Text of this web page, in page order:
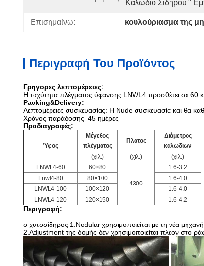
Καλώδιο Σιδήρου "
Επισημαίνω: κουλούριασμα της
Περιγραφή Του Προϊόντος
Γρήγορες λεπτομέρειες:
Η ταχύτητα πλέγματος ύφανσης LNWL4 προσθέτει σε 60
Packing&Delivery:
Λεπτομέρειες συσκευασίας: Η Nude συσκευασία και θα
Χρόνος παράδοσης: 45 ημέρες
Προδιαγραφές:
Ύφος
Μέγεθος
πλέγματος
Πλάτος
Διάμετρος
καλωδίων
(χιλ.)
(χιλ.) (χιλ.)
LNWL4-60
60×80
4300
1.6-3.2
Lnwl4-80
80×100 1.6-4.0
LNWL4-100
100×120 1.6-4.0
LNWL4-120
120×150 1.6-4.2
Περιγραφή:
ο χυτοσίδηρος 1.Nodular χρησιμοποιείται με τη νέα
2.Adjustment της δομής δεν χρησιμοποιείται πλέον στο